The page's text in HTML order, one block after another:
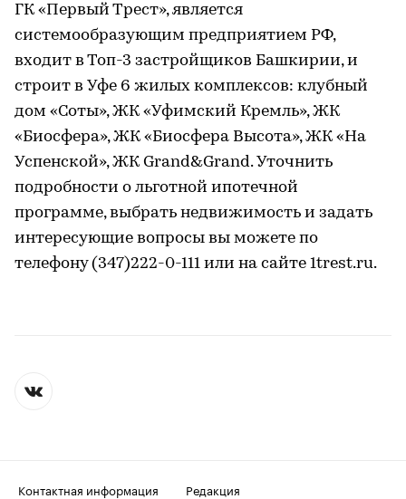
ГК «Первый Трест», является
системообразующим предприятием РФ,
входит в Топ-3 застройщиков Башкирии, и
строит в Уфе 6 жилых комплексов: клубный
дом «Соты», ЖК «Уфимский Кремль», ЖК
«Биосфера», ЖК «Биосфера Высота», ЖК «На
Успенской», ЖК Grand&Grand. Уточнить
подробности о льготной ипотечной
программе, выбрать недвижимость и задать
интересующие вопросы вы можете по
телефону (347)222-0-111 или на сайте 1trest.ru.
Контактная информация
Редакция